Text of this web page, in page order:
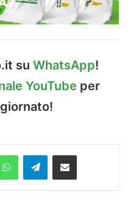
su WhatsApp!
YouTube per
WhatsAppTelegramCondividi via Email